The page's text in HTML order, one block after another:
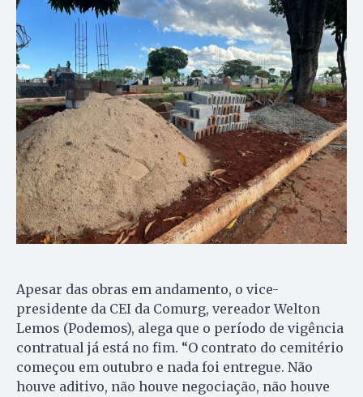
Apesar das obras em andamento, o vice-
presidente da CEI da Comurg, vereador Welton
Lemos (Podemos), alega que o período de vigência
contratual já está no fim. “O contrato do cemitério
começou em outubro e nada foi entregue. Não
houve aditivo, não houve negociação, não houve